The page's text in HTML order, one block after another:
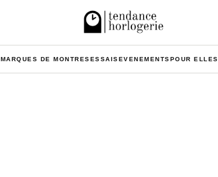
MARQUES DE MONTRESESSAISEVENEMENTSPOUR ELLES